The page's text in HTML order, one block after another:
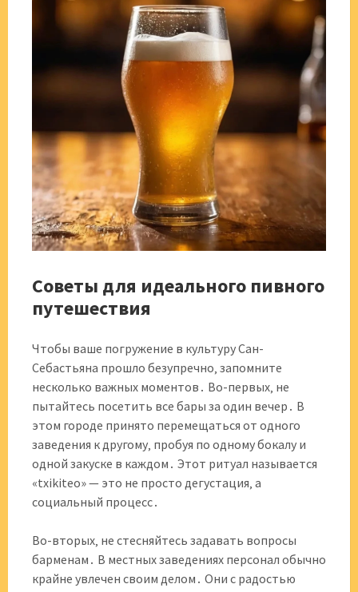
Советы для идеального пивного
путешествия
Чтобы ваше погружение в культуру Сан-
Себастьяна прошло безупречно‚ запомните
несколько важных моментов․ Во-первых‚ не
пытайтесь посетить все бары за один вечер․ В
этом городе принято перемещаться от одного
заведения к другому‚ пробуя по одному бокалу и
одной закуске в каждом․ Этот ритуал называется
«txikiteo» — это не просто дегустация‚ а
социальный процесс․
Во-вторых‚ не стесняйтесь задавать вопросы
барменам․ В местных заведениях персонал обычно
крайне увлечен своим делом․ Они с радостью